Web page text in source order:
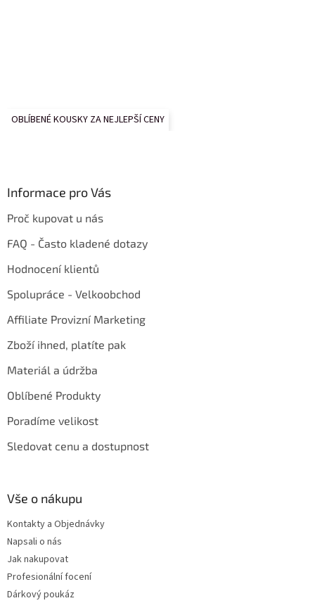
OBLÍBENÉ KOUSKY ZA NEJLEPŠÍ CENY
Informace pro Vás
Proč kupovat u nás
FAQ - Často kladené dotazy
Hodnocení klientů
Spolupráce - Velkoobchod
Affiliate Provizní Marketing
Zboží ihned, platíte pak
Materiál a údržba
Oblíbené Produkty
Poradíme velikost
Sledovat cenu a dostupnost
Vše o nákupu
Kontakty a Objednávky
Napsali o nás
Jak nakupovat
Profesionální focení
Dárkový poukáz